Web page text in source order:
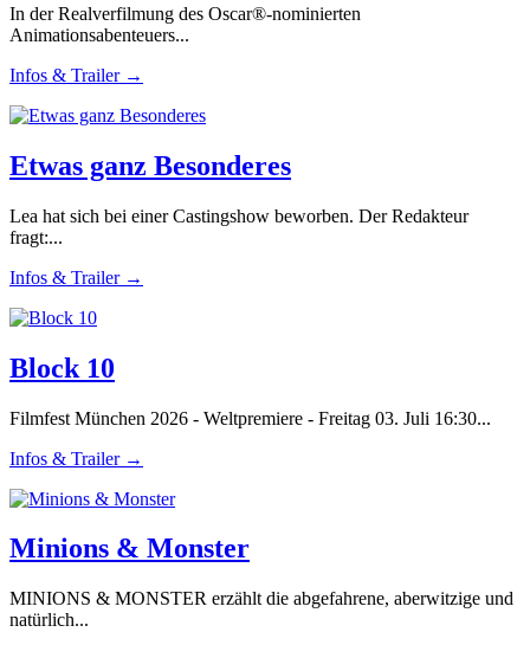
In der Realverfilmung des Oscar®-nominierten
Animationsabenteuers...
Infos & Trailer →
Etwas ganz Besonderes
Lea hat sich bei einer Castingshow beworben. Der Redakteur
fragt:...
Infos & Trailer →
Block 10
Filmfest München 2026 - Weltpremiere - Freitag 03. Juli 16:30...
Infos & Trailer →
Minions & Monster
MINIONS & MONSTER erzählt die abgefahrene, aberwitzige und
natürlich...